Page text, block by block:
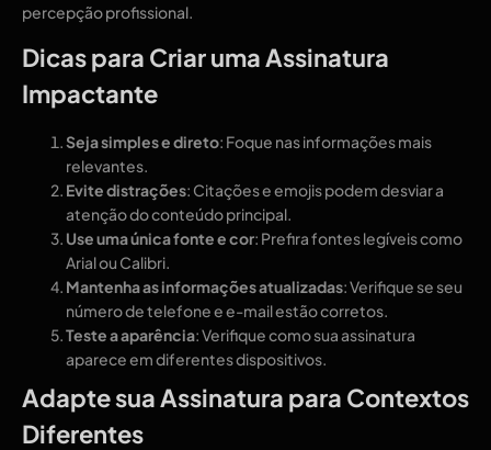
percepção profissional.
Dicas para Criar uma Assinatura
Impactante
Seja simples e direto: Foque nas informações mais
relevantes.
Evite distrações: Citações e emojis podem desviar a
atenção do conteúdo principal.
Use uma única fonte e cor: Prefira fontes legíveis como
Arial ou Calibri.
Mantenha as informações atualizadas: Verifique se seu
número de telefone e e-mail estão corretos.
Teste a aparência: Verifique como sua assinatura
aparece em diferentes dispositivos.
Adapte sua Assinatura para Contextos
Diferentes